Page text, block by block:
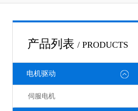
产品列表 / PRODUCTS
电机驱动
伺服电机